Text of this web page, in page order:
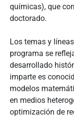
químicas), que
doctorado.
Los temas y
programa se
desarrollado
imparte es
modelos
en medios
optimización de